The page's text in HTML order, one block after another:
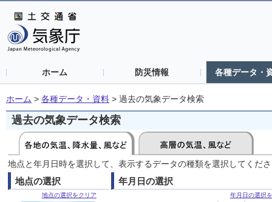
ホーム 防災情報 各種データ・
ホーム > 各種データ・資料 > 過去の気象データ検索
過去の気象データ検索
地点と年月日時を選択して、表示するデータの種類を選択してくだ
地点の選択
地点の選択をクリア
年月日の選択
年月日の選択